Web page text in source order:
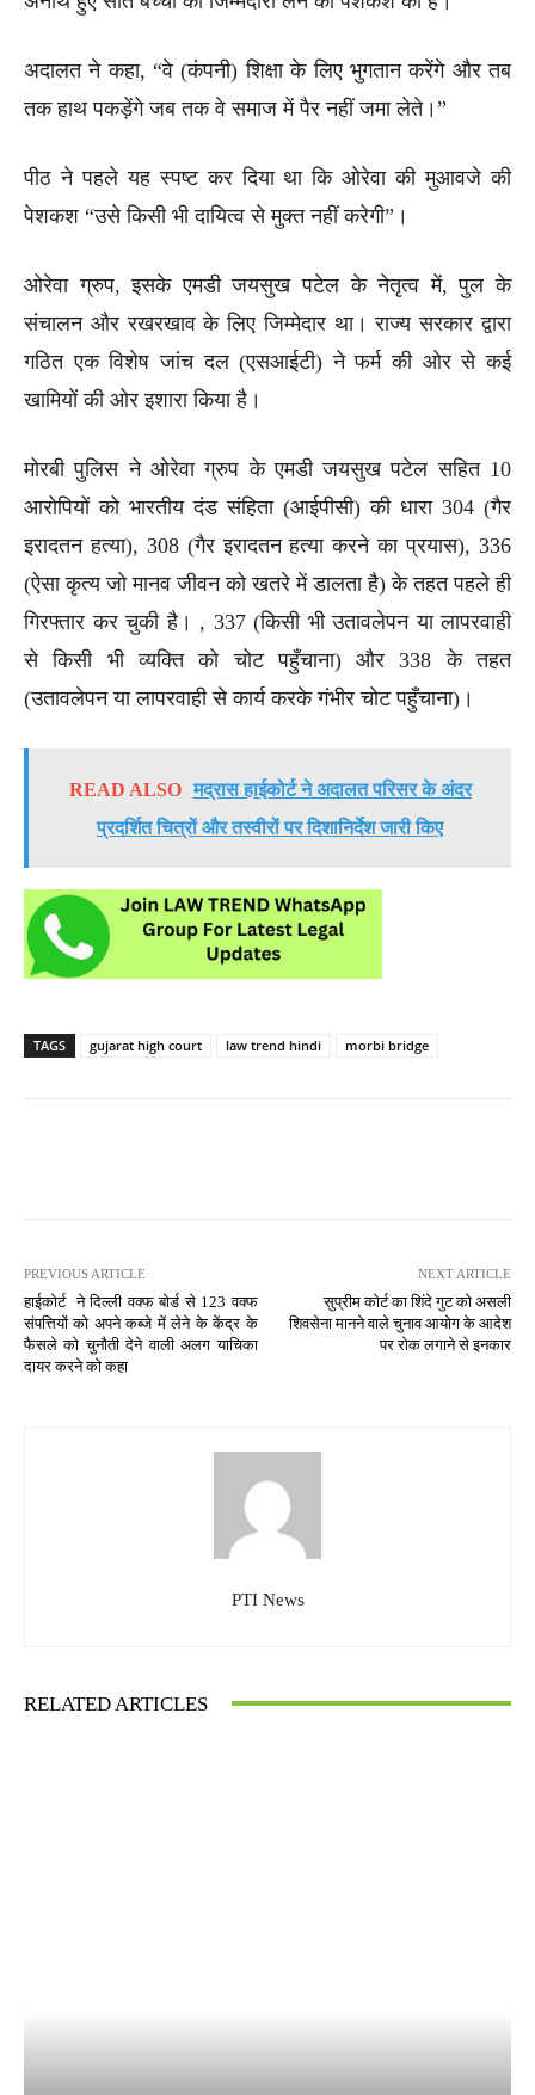
अदालत ने कहा, “वे (कंपनी) शिक्षा के लिए भुगतान करेंगे और तब
तक हाथ पकड़ेंगे जब तक वे समाज में पैर नहीं जमा लेते।”
पीठ ने पहले यह स्पष्ट कर दिया था कि ओरेवा की मुआवजे की
पेशकश “उसे किसी भी दायित्व से मुक्त नहीं करेगी”।
ओरेवा ग्रुप, इसके एमडी जयसुख पटेल के नेतृत्व में, पुल के
संचालन और रखरखाव के लिए जिम्मेदार था। राज्य सरकार द्वारा
गठित एक विशेष जांच दल (एसआईटी) ने फर्म की ओर से कई
खामियों की ओर इशारा किया है।
मोरबी पुलिस ने ओरेवा ग्रुप के एमडी जयसुख पटेल सहित 10
आरोपियों को भारतीय दंड संहिता (आईपीसी) की धारा 304 (गैर
इरादतन हत्या), 308 (गैर इरादतन हत्या करने का प्रयास), 336
(ऐसा कृत्य जो मानव जीवन को खतरे में डालता है) के तहत पहले ही
गिरफ्तार कर चुकी है। , 337 (किसी भी उतावलेपन या लापरवाही
से किसी भी व्यक्ति को चोट पहुँचाना) और 338 के तहत
(उतावलेपन या लापरवाही से कार्य करके गंभीर चोट पहुँचाना)।
READ ALSO मद्रास हाईकोर्ट ने अदालत परिसर के अंदर
प्रदर्शित चित्रों और तस्वीरों पर दिशानिर्देश जारी किए
TAGS gujarat high court law trend hindi morbi bridge
PREVIOUS ARTICLE
हाईकोर्ट ने दिल्ली वक्फ बोर्ड से 123 वक्फ
संपत्तियों को अपने कब्जे में लेने के केंद्र के
फैसले को चुनौती देने वाली अलग याचिका
दायर करने को कहा
NEXT ARTICLE
सुप्रीम कोर्ट का शिंदे गुट को असली
शिवसेना मानने वाले चुनाव आयोग के आदेश
पर रोक लगाने से इनकार
PTI News
RELATED ARTICLES